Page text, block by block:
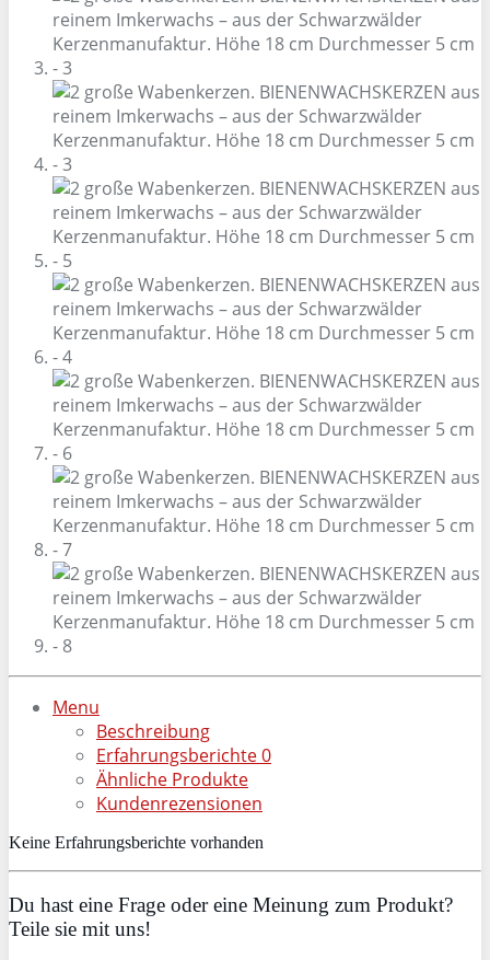
Menu
Beschreibung
Erfahrungsberichte0
Ähnliche Produkte
Kundenrezensionen
Keine Erfahrungsberichte vorhanden
Du hast eine Frage oder eine Meinung zum Produkt?
Teile sie mit uns!